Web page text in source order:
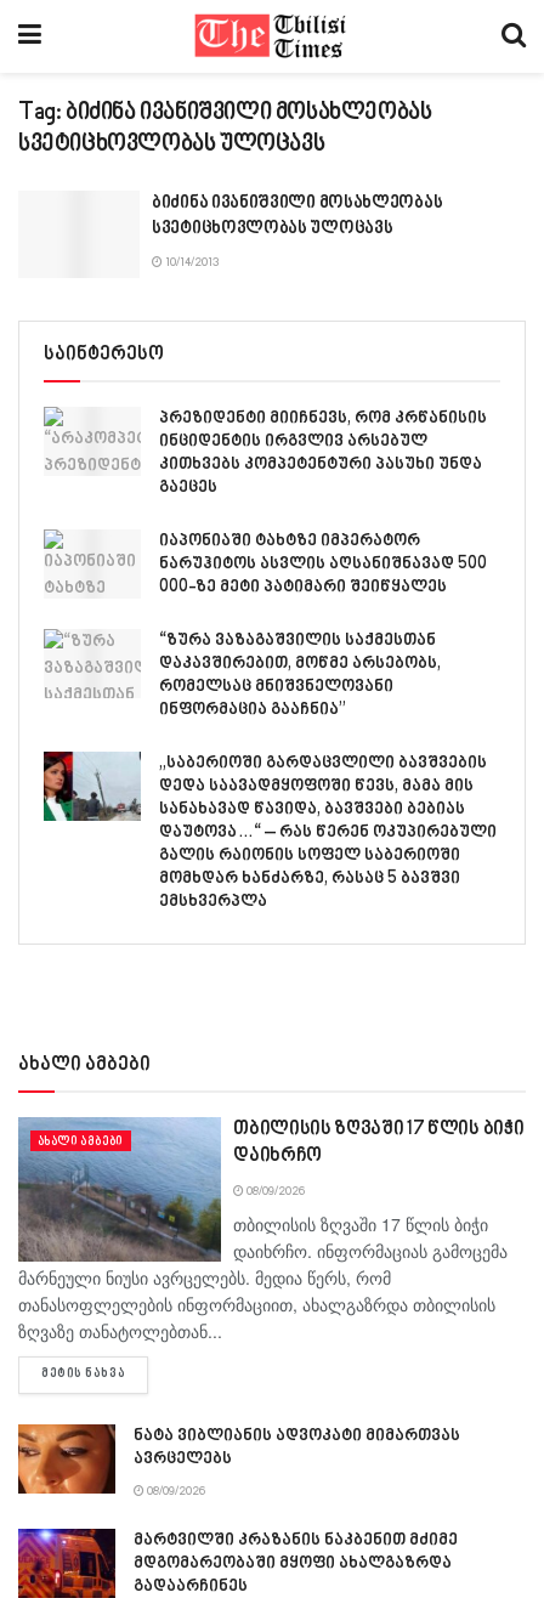
Tag: ბიძინა ივანიშვილი მოსახლეობას
სვეტიცხოვლობას ულოცავს
ბიძინა ივანიშვილი მოსახლეობას
სვეტიცხოვლობას ულოცავს
10/14/2013
საინტერესო
პრეზიდენტი მიიჩნევს, რომ კრწანისის
ინციდენტის ირგვლივ არსებულ
კითხვებს კომპეტენტური პასუხი უნდა
გაეცეს
იაპონიაში ტახტზე იმპერატორ
ნარუჰიტოს ასვლის აღსანიშნავად 500
000-ზე მეტი პატიმარი შეიწყალეს
“ზურა ვაზაგაშვილის საქმესთან
დაკავშირებით, მოწმე არსებობს,
რომელსაც მნიშვნელოვანი
ინფორმაცია გააჩნია”
„საბერიოში გარდაცვლილი ბავშვების
დედა საავადმყოფოში წევს, მამა მის
სანახავად წავიდა, ბავშვები ბებიას
დაუტოვა…“ – რას წერენ ოკუპირებული
გალის რაიონის სოფელ საბერიოში
მომხდარ ხანძარზე, რასაც 5 ბავშვი
ემსხვერპლა
ახალი ამბები
ᲐᲮᲐᲚᲘ ᲐᲛᲑᲔᲑᲘ
თბილისის ზღვაში 17 წლის ბიჭი
დაიხრჩო
08/09/2026
თბილისის ზღვაში 17 წლის ბიჭი
დაიხრჩო. ინფორმაციას გამოცემა
მარნეული ნიუსი ავრცელებს. მედია წერს, რომ
თანასოფლელების ინფორმაციით, ახალგაზრდა თბილისის
ზღვაზე თანატოლებთან...
ᲛᲔᲢᲘᲡ ᲜᲐᲮᲕᲐ
ნატა ვიბლიანის ადვოკატი მიმართვას
ავრცელებს
08/09/2026
მარტვილში კრაზანის ნაკბენით მძიმე
მდგომარეობაში მყოფი ახალგაზრდა
გადაარჩინეს